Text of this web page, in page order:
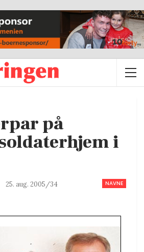
på
soldaterhjem i
NAVNE
25. aug. 2005/34